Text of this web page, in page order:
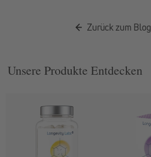
Zurück zum Blog
Unsere Produkte Entdecken